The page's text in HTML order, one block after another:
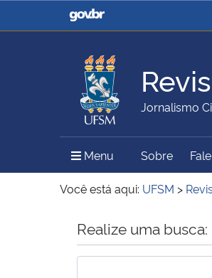
Casa Civil
Ministério da Agricultura,
Pecuária e Abastecimento
Ministério do Meio Ambiente
Jornalismo
Menu Menu Principal
Sobre
Você está aqui: UFSM >
Início do conteúdo
Realize uma busca: